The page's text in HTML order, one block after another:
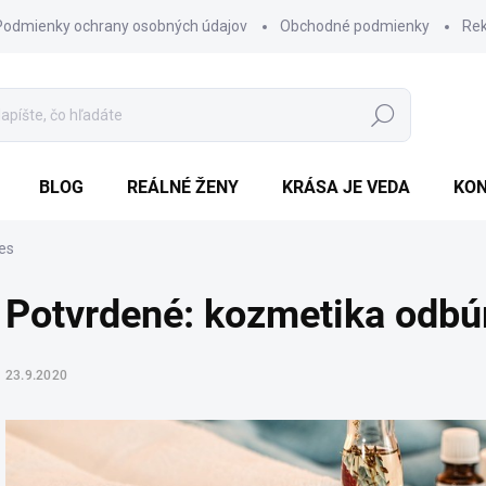
ochrany osobných údajov Obchodné podmienky
Hľadať
BLOG REÁLNÉ ŽENY KRÁSA JE VEDA
Potvrdené: kozmetika
23.9.2020